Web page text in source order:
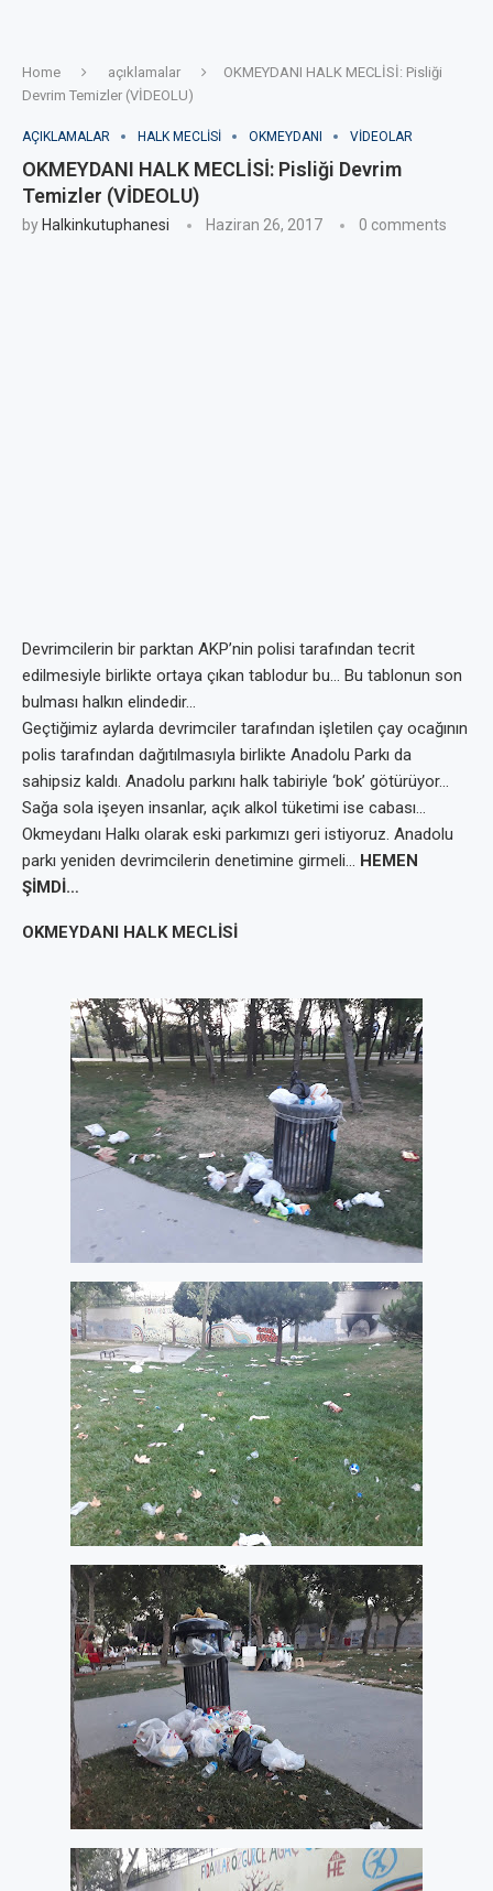
Home açıklamalar
OKMEYDANI HALK MECLİSİ: Pisliği
Devrim Temizler (VİDEOLU)
AÇIKLAMALAR HALK MECLISI OKMEYDANI VIDEOLAR
OKMEYDANI HALK MECLİSİ: Pisliği Devrim
Temizler (VİDEOLU)
by Halkinkutuphanesi Haziran 26, 2017 0 comments
Devrimcilerin bir parktan AKP’nin polisi tarafından tecrit
edilmesiyle birlikte ortaya çıkan tablodur bu… Bu tablonun son
bulması halkın elindedir…
Geçtiğimiz aylarda devrimciler tarafından işletilen çay ocağının
polis tarafından dağıtılmasıyla birlikte Anadolu Parkı da
sahipsiz kaldı. Anadolu parkını halk tabiriyle ‘bok’ götürüyor…
Sağa sola işeyen insanlar, açık alkol tüketimi ise cabası…
Okmeydanı Halkı olarak eski parkımızı geri istiyoruz. Anadolu
parkı yeniden devrimcilerin denetimine girmeli… HEMEN
ŞİMDİ…
OKMEYDANI HALK MECLİSİ